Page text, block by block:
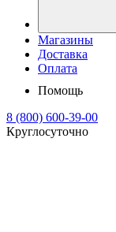
Магазины
Доставка
Оплата
Помощь
8 (800) 600-39-00
Круглосуточно